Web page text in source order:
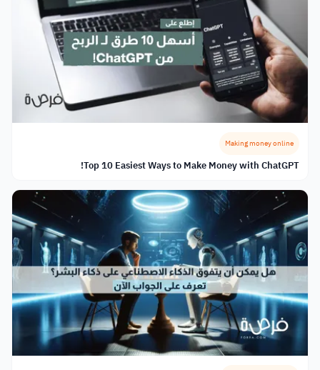
Making money online
Top 10 Easiest Ways to Make Money with ChatGPT!